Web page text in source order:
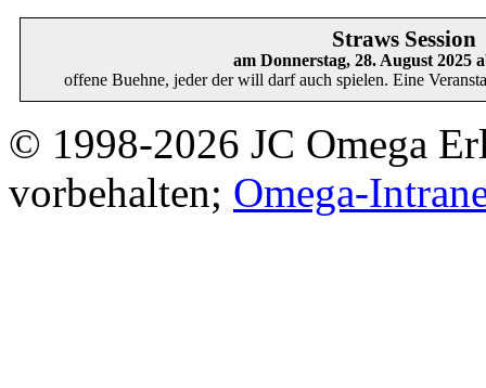
Straws Session
am Donnerstag, 28. August 2025
offene Buehne, jeder der will darf auch spielen. Eine
© 1998-2026 JC Omega
vorbehalten; Omega-